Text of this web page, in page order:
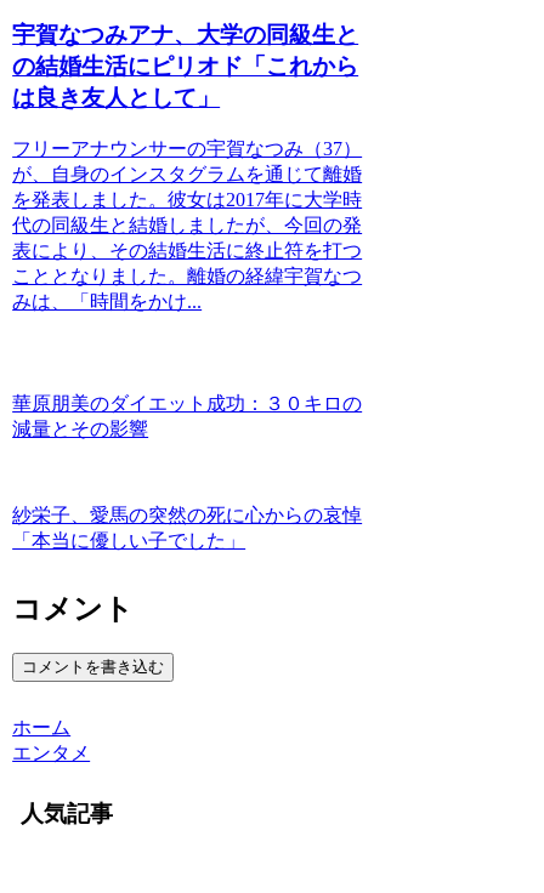
宇賀なつみアナ、大学の同級生と
の結婚生活にピリオド「これから
は良き友人として」
フリーアナウンサーの宇賀なつみ（37）
が、自身のインスタグラムを通じて離婚
を発表しました。彼女は2017年に大学時
代の同級生と結婚しましたが、今回の発
表により、その結婚生活に終止符を打つ
こととなりました。離婚の経緯宇賀なつ
みは、「時間をかけ...
華原朋美のダイエット成功：３０キロの
減量とその影響
紗栄子、愛馬の突然の死に心からの哀悼
「本当に優しい子でした」
コメント
コメントを書き込む
ホーム
エンタメ
人気記事